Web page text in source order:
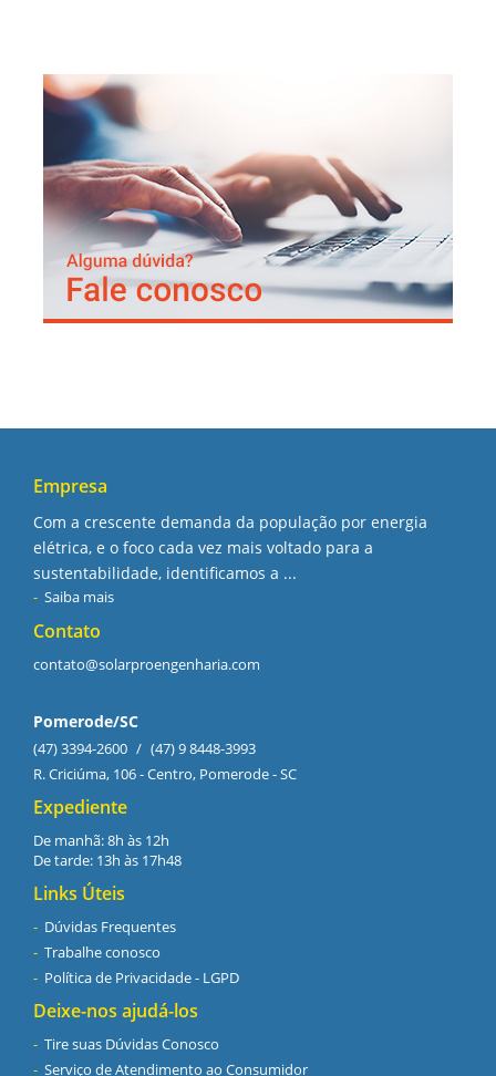
Empresa
Com a crescente demanda da população por energia
elétrica, e o foco cada vez mais voltado para a
sustentabilidade, identificamos a ...
Saiba mais
Contato
contato@solarproengenharia.com
Pomerode/SC
(47) 3394-2600 / (47) 9 8448-3993
R. Criciúma, 106 - Centro, Pomerode - SC
Expediente
De manhã: 8h às 12h
De tarde: 13h às 17h48
Links Úteis
Dúvidas Frequentes
Trabalhe conosco
Política de Privacidade - LGPD
Deixe-nos ajudá-los
Tire suas Dúvidas Conosco
Serviço de Atendimento ao Consumidor